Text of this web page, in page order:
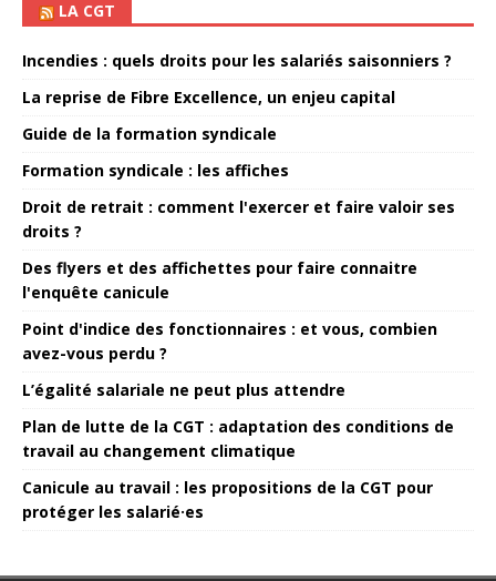
LA CGT
Incendies : quels droits pour les salariés saisonniers ?
La reprise de Fibre Excellence, un enjeu capital
Guide de la formation syndicale
Formation syndicale : les affiches
Droit de retrait : comment l'exercer et faire valoir ses
droits ?
Des flyers et des affichettes pour faire connaitre
l'enquête canicule
Point d'indice des fonctionnaires : et vous, combien
avez-vous perdu ?
L’égalité salariale ne peut plus attendre
Plan de lutte de la CGT : adaptation des conditions de
travail au changement climatique
Canicule au travail : les propositions de la CGT pour
protéger les salarié·es